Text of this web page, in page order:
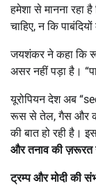
हमेशा से मानना रहा
चाहिए, न कि
जयशंकर ने कहा कि
असर नहीं पड़ा है।
यूरोपियन देश अब
रूस से तेल, गैस और
की बात हो रही है।
और तनाव की ज़रूरत
ट्रम्प और मोदी की